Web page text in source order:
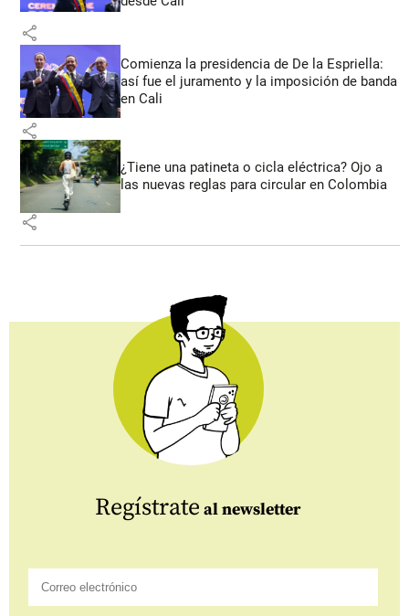
share
Comienza la presidencia de De la Espriella:
así fue el juramento y la imposición de banda
en Cali
share
¿Tiene una patineta o cicla eléctrica? Ojo a
las nuevas reglas para circular en Colombia
share
Regístrate al newsletter